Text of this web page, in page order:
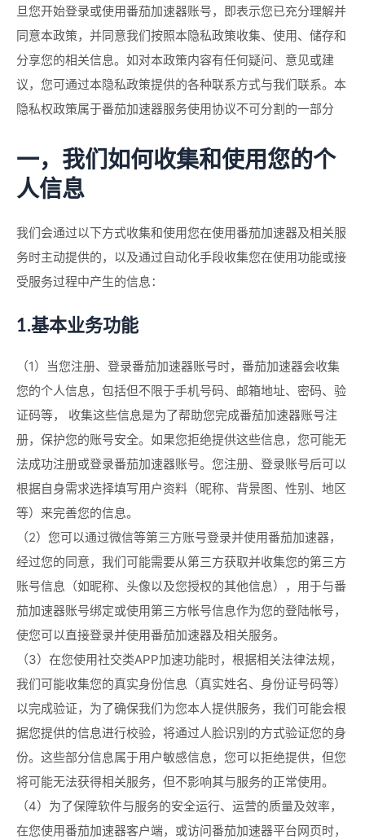
旦您开始登录或使用番茄加速器账号，即表示您已充分理解并
同意本政策，并同意我们按照本隐私政策收集、使用、储存和
分享您的相关信息。如对本政策内容有任何疑问、意见或建
议，您可通过本隐私政策提供的各种联系方式与我们联系。本
隐私权政策属于番茄加速器服务使用协议不可分割的一部分
一，我们如何收集和使用您的个
人信息
我们会通过以下方式收集和使用您在使用番茄加速器及相关服
务时主动提供的，以及通过自动化手段收集您在使用功能或接
受服务过程中产生的信息：
1.基本业务功能
（1）当您注册、登录番茄加速器账号时，番茄加速器会收集
您的个人信息，包括但不限于手机号码、邮箱地址、密码、验
证码等， 收集这些信息是为了帮助您完成番茄加速器账号注
册，保护您的账号安全。如果您拒绝提供这些信息，您可能无
法成功注册或登录番茄加速器账号。您注册、登录账号后可以
根据自身需求选择填写用户资料（昵称、背景图、性别、地区
等）来完善您的信息。
（2）您可以通过微信等第三方账号登录并使用番茄加速器，
经过您的同意，我们可能需要从第三方获取并收集您的第三方
账号信息（如昵称、头像以及您授权的其他信息），用于与番
茄加速器账号绑定或使用第三方帐号信息作为您的登陆帐号，
使您可以直接登录并使用番茄加速器及相关服务。
（3）在您使用社交类APP加速功能时，根据相关法律法规，
我们可能收集您的真实身份信息（真实姓名、身份证号码等）
以完成验证，为了确保我们为您本人提供服务，我们可能会根
据您提供的信息进行校验，将通过人脸识别的方式验证您的身
份。这些部分信息属于用户敏感信息，您可以拒绝提供，但您
将可能无法获得相关服务，但不影响其与服务的正常使用。
（4）为了保障软件与服务的安全运行、运营的质量及效率，
在您使用番茄加速器客户端，或访问番茄加速器平台网页时，